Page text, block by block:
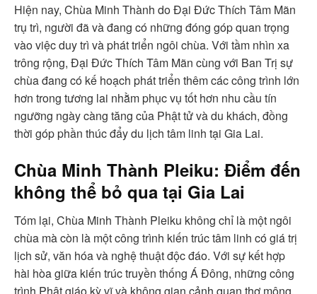
Hiện nay, Chùa Minh Thành do Đại Đức Thích Tâm Mãn
trụ trì, người đã và đang có những đóng góp quan trọng
vào việc duy trì và phát triển ngôi chùa. Với tầm nhìn xa
trông rộng, Đại Đức Thích Tâm Mãn cùng với Ban Trị sự
chùa đang có kế hoạch phát triển thêm các công trình lớn
hơn trong tương lai nhằm phục vụ tốt hơn nhu cầu tín
ngưỡng ngày càng tăng của Phật tử và du khách, đồng
thời góp phần thúc đẩy du lịch tâm linh tại Gia Lai.
Chùa Minh Thành Pleiku: Điểm đến
không thể bỏ qua tại Gia Lai
Tóm lại, Chùa Minh Thành Pleiku không chỉ là một ngôi
chùa mà còn là một công trình kiến trúc tâm linh có giá trị
lịch sử, văn hóa và nghệ thuật độc đáo. Với sự kết hợp
hài hòa giữa kiến trúc truyền thống Á Đông, những công
trình Phật giáo kỳ vĩ và không gian cảnh quan thơ mộng,